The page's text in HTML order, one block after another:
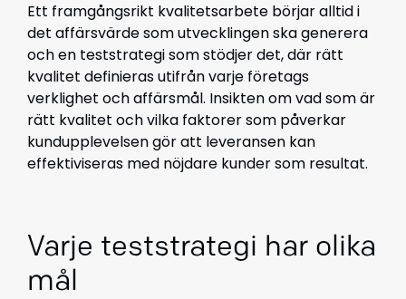
Ett framgångsrikt kvalitetsarbete börjar alltid i
det affärsvärde som utvecklingen ska generera
och en teststrategi som stödjer det, där rätt
kvalitet definieras utifrån varje företags
verklighet och affärsmål. Insikten om vad som är
rätt kvalitet och vilka faktorer som påverkar
kundupplevelsen gör att leveransen kan
effektiviseras med nöjdare kunder som resultat.
Varje teststrategi har olika
mål